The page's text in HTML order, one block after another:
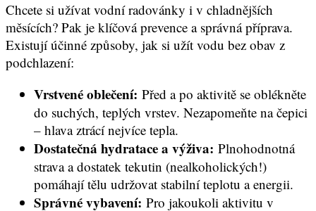
Chcete si užívat vodní radovánky i v chladnějších
měsících? Pak je klíčová prevence a správná příprava.
Existují účinné způsoby, jak si užít vodu bez obav z
podchlazení:
Vrstvené oblečení: Před a po aktivitě se oblékněte
do suchých, teplých vrstev. Nezapomeňte na čepici
– hlava ztrácí nejvíce tepla.
Dostatečná hydratace a výživa: Plnohodnotná
strava a dostatek tekutin (nealkoholických!)
pomáhají tělu udržovat stabilní teplotu a energii.
Správné vybavení: Pro jakoukoli aktivitu v